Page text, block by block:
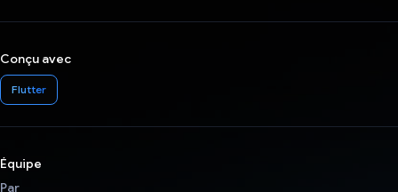
Conçu avec
Flutter
Équipe
Par